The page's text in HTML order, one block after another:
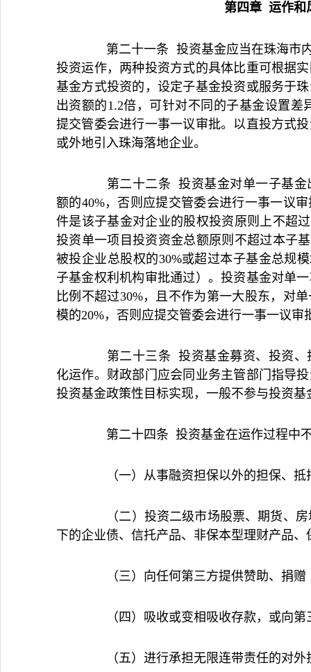
第四章 运作和
第二十一条 投资基金应当在珠海市内
投资运作，两种投资方式的具体比重可根据
基金方式投资的，设定子基金投资或服务于
出资额的1.2倍，可针对不同的子基金设置差
提交管委会进行一事一议审批。以直投方式
或外地引入珠海落地企业。
第二十二条 投资基金对单一子基金
额的40%，否则应提交管委会进行一事一议
件是该子基金对企业的股权投资原则上不超
投资单一项目投资资金总额原则不超过本子
被投企业总股权的30%或超过本子基金总规
子基金权利机构审批通过）。投资基金对单
比例不超过30%，且不作为第一大股东，对
模的20%，否则应提交管委会进行一事一议审
第二十三条 投资基金募资、投资、
化运作。财政部门应会同业务主管部门指导
投资基金政策性目标实现，一般不参与投资基
第二十四条 投资基金在运作过程中不
（一）从事融资担保以外的担保、抵
（二）投资二级市场股票、期货、房
下的企业债、信托产品、非保本型理财产品
（三）向任何第三方提供赞助、捐赠
（四）吸收或变相吸收存款，或向第
（五）进行承担无限连带责任的对外